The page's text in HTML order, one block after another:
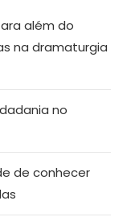
além do
na dramaturgia
no
de conhecer